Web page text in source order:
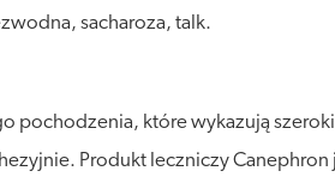
sacharoza, talk.
pochodzenia, które wykazują
Produkt leczniczy